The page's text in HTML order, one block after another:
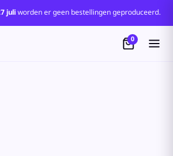
juliworden er geen bestellingen geproduceerd.
0